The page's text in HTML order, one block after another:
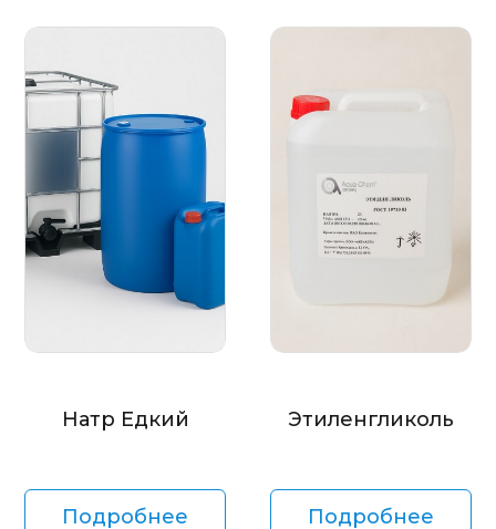
Натр Едкий
Подробнее
Этиленгликоль
Подробнее